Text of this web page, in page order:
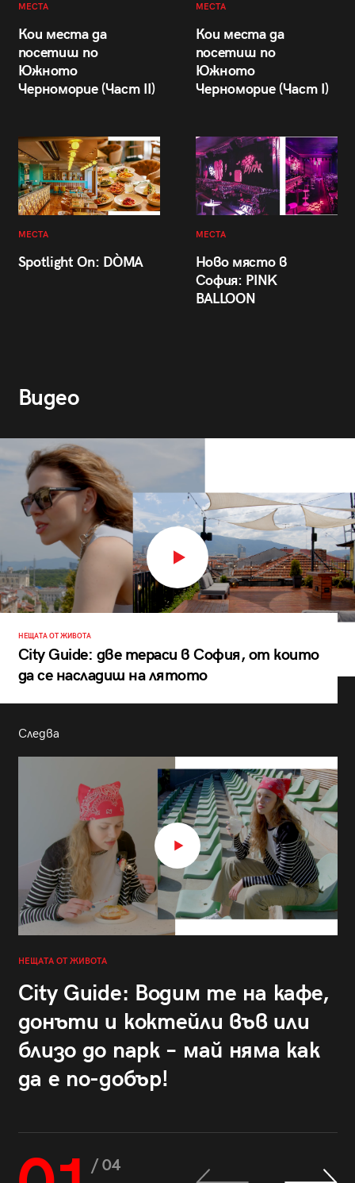
МЕСТА
Кои места да
посетиш по
Южното
Черноморие (Част II)
МЕСТА
Кои места да
посетиш по
Южното
Черноморие (Част I)
МЕСТА
Spotlight On: DÒMA
МЕСТА
Ново място в
София: PINK
BALLOON
Видео
НЕЩАТА ОТ ЖИВОТА
City Guide: две тераси в София, от които
да се насладиш на лятото
Следва
НЕЩАТА ОТ ЖИВОТА
City Guide: Водим те на кафе,
донъти и коктейли във или
близо до парк – май няма как
да е по-добър!
/ 04